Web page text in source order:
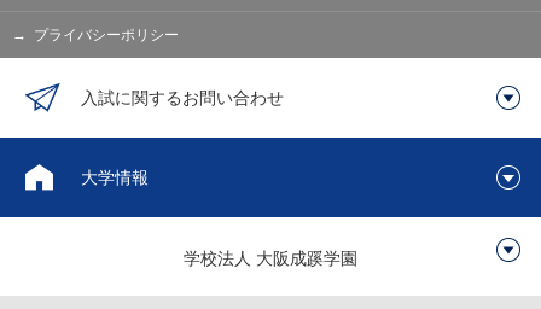
プライバシーポリシー
入試に関するお問い合わせ
大学情報
学校法人 大阪成蹊学園